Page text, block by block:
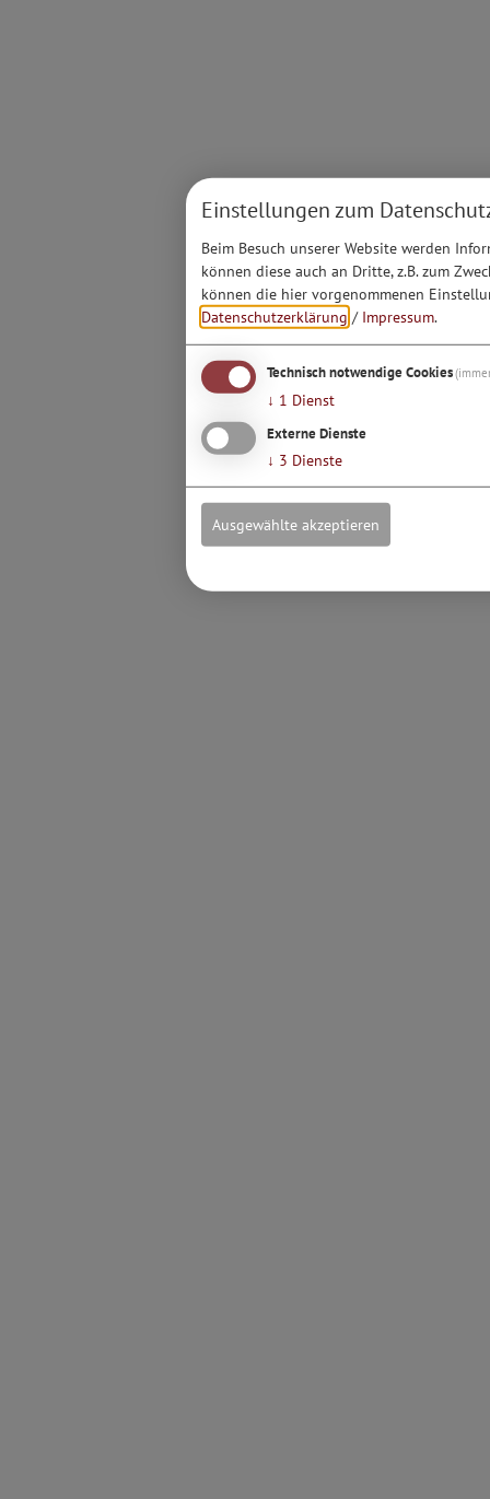
Einstellungen zum
Beim Besuch unserer Website werden
können diese auch an Dritte, z.B. zum
können die hier vorgenommenen
Datenschutzerklärung / Impressum.
Technisch notwendige Cookies
↓ 1 Dienst
Externe Dienste
↓ 3 Dienste
Ausgewählte akzeptieren